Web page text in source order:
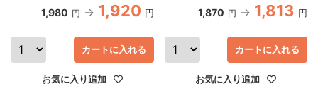
1,980 円 1,920 円
お気に入り追加
カートに入れる
1,870 円 1,813 円
お気に入り追加
カートに入れる